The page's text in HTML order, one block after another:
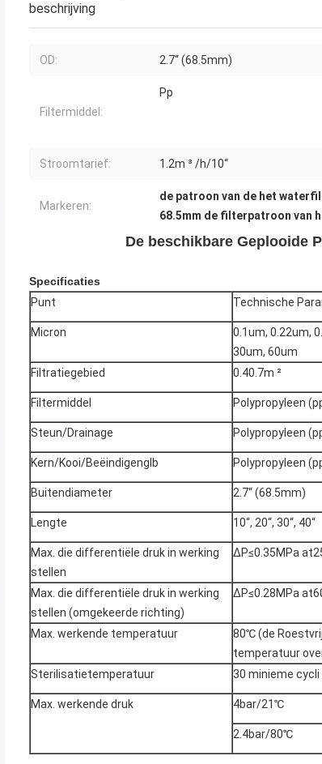
beschrijving
OD: 2.7“ (68.5mm)
Filtermiddel:
Pp
Stroomtarief: 1.2m ³ /h/10“
Markeren:
de patroon van de het
68.5mm de filterpatroon van
De beschikbare Geplooide
Specificaties
Punt
Technische
Micron
0.1um, 0.22um,
30um, 60um
Filtratiegebied
0.40.7m ²
Filtermiddel Polypropyleen
Steun/Drainage Polypropyleen
Kern/Kooi/Beëindigenglb Polypropyleen
Buitendiameter 2.7“ (68.5mm)
Lengte 10“, 20“, 30“, 40“
Max. die differentiële druk in werking
stellen
ΔP≤0.35MPa
Max. die differentiële druk in werking
stellen (omgekeerde richting)
ΔP≤0.28MPa
Max. werkende temperatuur
80℃ (de
temperatuur
Sterilisatietemperatuur
30 minieme
Max. werkende druk 4bar/21℃
2.4bar/80℃